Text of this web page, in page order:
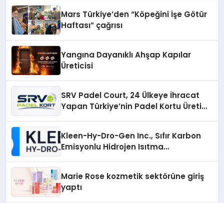
Mars Türkiye’den “Köpeğini İşe Götür
Haftası” çağrısı
Yangına Dayanıklı Ahşap Kapılar
Üreticisi
SRV Padel Court, 24 Ülkeye İhracat
Yapan Türkiye’nin Padel Kortu Üretim
Kleen-Hy-Dro-Gen Inc., Sıfır Karbon
Emisyonlu Hidrojen Isıtma
Marie Rose kozmetik sektörüne giriş
yaptı